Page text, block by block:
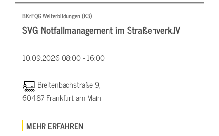
BKrFQG Weiterbildungen (K3)
SVG Notfallmanagement im Straßenverk.IV
10.09.202608:00 - 16:00
Breitenbachstraße 9,
60487 Frankfurt am Main
MEHR ERFAHREN